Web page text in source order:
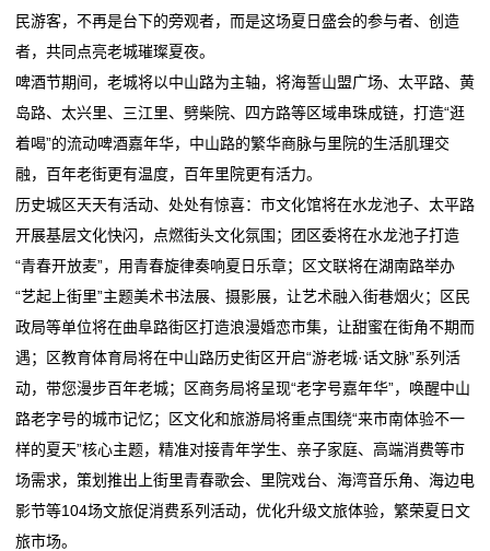
民游客，不再是台下的旁观者，而是这场夏日盛会的参与者、创造
者，共同点亮老城璀璨夏夜。
啤酒节期间，老城将以中山路为主轴，将海誓山盟广场、太平路、黄
岛路、太兴里、三江里、劈柴院、四方路等区域串珠成链，打造“逛
着喝”的流动啤酒嘉年华，中山路的繁华商脉与里院的生活肌理交
融，百年老街更有温度，百年里院更有活力。
历史城区天天有活动、处处有惊喜：市文化馆将在水龙池子、太平路
开展基层文化快闪，点燃街头文化氛围；团区委将在水龙池子打造
“青春开放麦”，用青春旋律奏响夏日乐章；区文联将在湖南路举办
“艺起上街里”主题美术书法展、摄影展，让艺术融入街巷烟火；区民
政局等单位将在曲阜路街区打造浪漫婚恋市集，让甜蜜在街角不期而
遇；区教育体育局将在中山路历史街区开启“游老城·话文脉”系列活
动，带您漫步百年老城；区商务局将呈现“老字号嘉年华”，唤醒中山
路老字号的城市记忆；区文化和旅游局将重点围绕“来市南体验不一
样的夏天”核心主题，精准对接青年学生、亲子家庭、高端消费等市
场需求，策划推出上街里青春歌会、里院戏台、海湾音乐角、海边电
影节等104场文旅促消费系列活动，优化升级文旅体验，繁荣夏日文
旅市场。